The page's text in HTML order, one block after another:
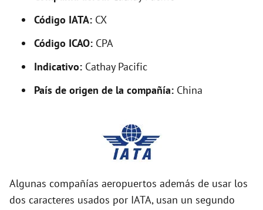
o
Código IATA: CX
Código ICAO: CPA
Indicativo: Cathay Pacific
País de origen de la compañía: China
Algunas compañías aeropuertos además de usar los
dos caracteres usados por IATA, usan un segundo